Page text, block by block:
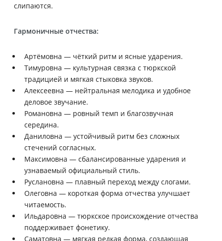
слипаются.
Гармоничные отчества:
Артёмовна — чёткий ритм и ясные ударения.
Тимуровна — культурная связка с тюркской
традицией и мягкая стыковка звуков.
Алексеевна — нейтральная мелодика и удобное
деловое звучание.
Романовна — ровный темп и благозвучная
середина.
Даниловна — устойчивый ритм без сложных
стечений согласных.
Максимовна — сбалансированные ударения и
узнаваемый официальный стиль.
Руслановна — плавный переход между слогами.
Олеговна — короткая форма отчества улучшает
читаемость.
Ильдаровна — тюркское происхождение отчества
поддерживает фонетику.
Саматовна — мягкая редкая форма, создающая